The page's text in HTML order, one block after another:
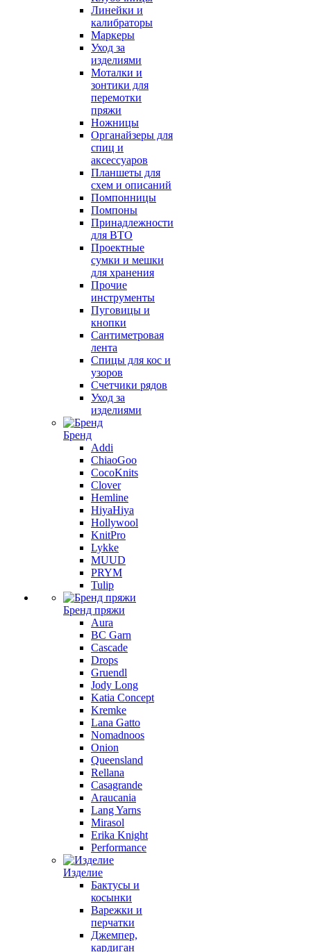
Линейки и
калибраторы
Маркеры
Уход за
изделиями
Моталки и
зонтики для
перемотки
пряжи
Ножницы
Органайзеры для
спиц и
аксессуаров
Планшеты для
схем и описаний
Помпонницы
Помпоны
Принадлежности
для ВТО
Проектные
сумки и мешки
для хранения
Прочие
инструменты
Пуговицы и
кнопки
Сантиметровая
лента
Спицы для кос и
узоров
Счетчики рядов
Уход за
изделиями
Бренд
Addi
ChiaoGoo
CocoKnits
Clover
Hemline
HiyaHiya
Hollywool
KnitPro
Lykke
MUUD
PRYM
Tulip
Бренд пряжи
Aura
BC Garn
Cascade
Drops
Gruendl
Jody Long
Katia Concept
Kremke
Lana Gatto
Nomadnoos
Onion
Queensland
Rellana
Casagrande
Araucania
Lang Yarns
Mirasol
Erika Knight
Performance
Изделие
Бактусы и
косынки
Варежки и
перчатки
Джемпер,
кардиган